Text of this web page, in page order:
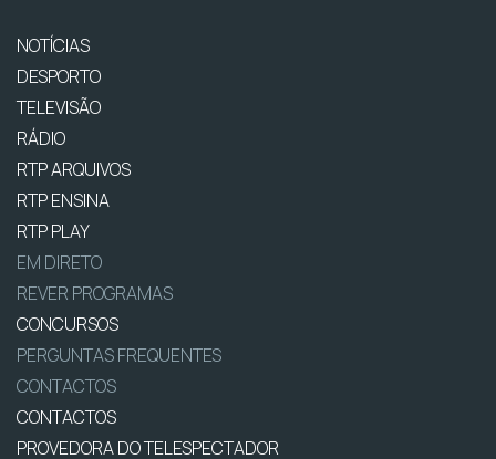
NOTÍCIAS
DESPORTO
TELEVISÃO
RÁDIO
RTP ARQUIVOS
RTP ENSINA
RTP PLAY
EM DIRETO
REVER PROGRAMAS
CONCURSOS
PERGUNTAS FREQUENTES
CONTACTOS
CONTACTOS
PROVEDORA DO TELESPECTADOR